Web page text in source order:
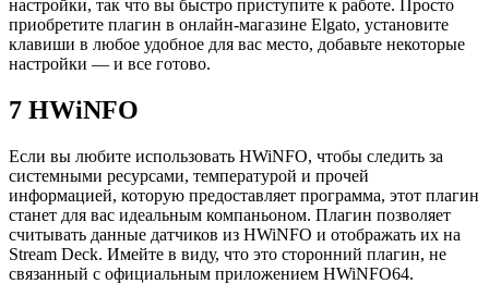
настройки, так что вы быстро приступите к работе. Просто
приобретите плагин в онлайн-магазине Elgato, установите
клавиши в любое удобное для вас место, добавьте некоторые
настройки — и все готово.
7 HWiNFO
Если вы любите использовать HWiNFO, чтобы следить за
системными ресурсами, температурой и прочей
информацией, которую предоставляет программа, этот плагин
станет для вас идеальным компаньоном. Плагин позволяет
считывать данные датчиков из HWiNFO и отображать их на
Stream Deck. Имейте в виду, что это сторонний плагин, не
связанный с официальным приложением HWiNFO64.